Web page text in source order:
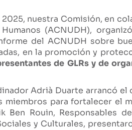
2025, nuestra Comisión, en
(ACNUDH),
del ACNUDH sobre
en la promoción y
de GLRs y de
Adrià Duarte arrancó
miembros para fortalecer el
Ben Rouin, Responsables
y Culturales,